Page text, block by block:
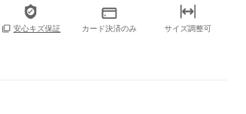
安心キズ保証 カード決済のみ サイズ調整可